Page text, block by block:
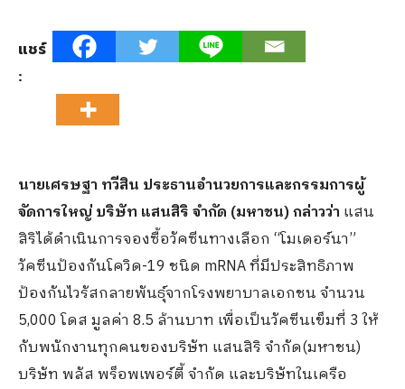
แชร์
:
นายเศรษฐา ทวีสิน ประธานอำนวยการและกรรมการผู้
จัดการใหญ่ บริษัท แสนสิริ จำกัด (มหาชน) กล่าวว่า แสน
สิริได้ดำเนินการจองซื้อวัคซีนทางเลือก “โมเดอร์นา”
วัคซีนป้องกันโควิด-19 ชนิด mRNA ที่มีประสิทธิภาพ
ป้องกันไวรัสกลายพันธุ์จากโรงพยาบาลเอกชน จำนวน
5,000 โดส มูลค่า 8.5 ล้านบาท เพื่อเป็นวัคซีนเข็มที่ 3 ให้
กับพนักงานทุกคนของบริษัท แสนสิริ จำกัด(มหาชน)
บริษัท พลัส พร็อพเพอร์ตี้ จำกัด และบริษัทในเครือ